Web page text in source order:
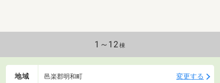
1～12 棟
地域 邑楽郡明和町 変更する